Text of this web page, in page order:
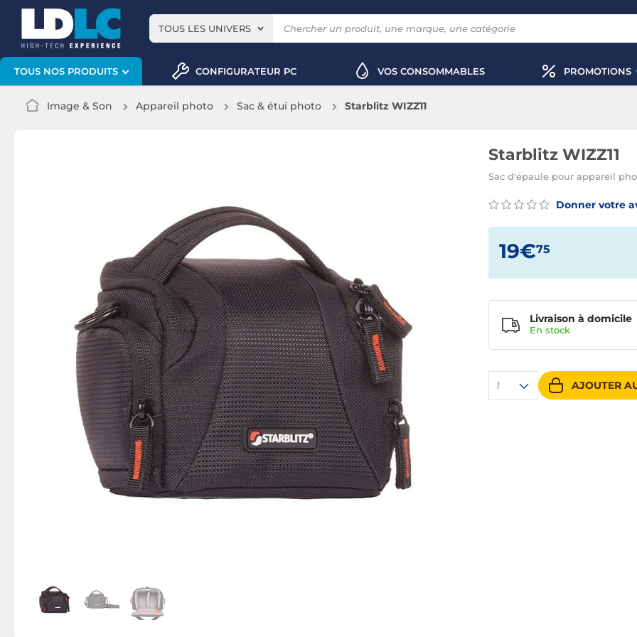
TOUS LES UNIVERS
TOUS NOS PRODUITS CONFIGURATEUR PC VOS CONSOMMABLES PROMOTIONS
Image & Son Appareil photo Sac & étui photo Starblitz WIZZ11
Starblitz WIZZ11
Sac d'épaule pour appareil
Donner votre
19€75
1 AJOUTER
Livraison à domicile
En stock